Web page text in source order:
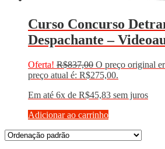
Curso Concurso
Despachante –
Oferta! R$837,00 O preço original
preço atual é: R$275,00.
Em até 6x de R$45,83 sem juros
Adicionar ao carrinho